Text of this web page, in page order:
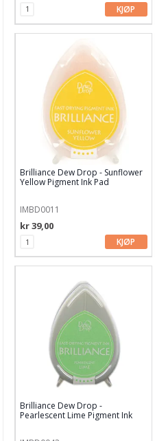
StazOn Ink
Stickles glitterlim
VersaColor
VersaFine Ink
49 and Market Ink
Embossing
Tags, papirposer & dekorering
Stanseverktøy & tilbehør
Papir & Spesialpapir
Kreative sett
Scrapbooking & lommescrapping
Planners & kalender
Art Journaling & Mixed Media
Vokssegl & tilbehør
Lim & Verktøy
Bånd, Blonder & Tekstil
KJØP
Brilliance Dew Drop - Sunflower
Yellow Pigment Ink Pad
IMBD0011
kr 39,00
KJØP
Brilliance Dew Drop -
Pearlescent Lime Pigment Ink